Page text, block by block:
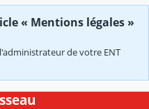
« Mentions légales »
de votre ENT